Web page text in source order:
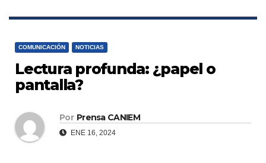
COMUNICACIÓN NOTICIAS
Lectura profunda: ¿papel o
pantalla?
Por Prensa CANIEM
ENE 16, 2024